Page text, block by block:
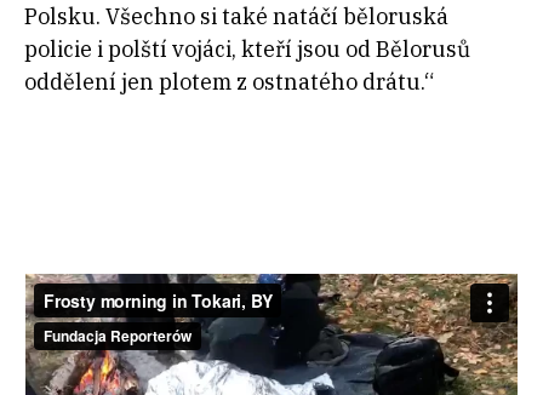
Polsku. Všechno si také natáčí běloruská
policie i polští vojáci, kteří jsou od Bělorusů
oddělení jen plotem z ostnatého drátu.“